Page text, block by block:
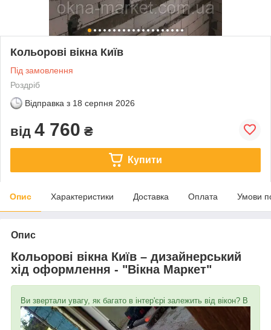
Кольорові вікна Київ
Під замовлення
Роздріб
Відправка з 18 серпня 2026
від 4 760 ₴
Купити
Опис Характеристики Доставка Оплата Умови
Опис
Кольорові вікна Київ – дизайнерський
хід оформлення - "Вікна Маркет"
Ви звертали увагу, як багато в інтер'єрі залежить від вікон? В